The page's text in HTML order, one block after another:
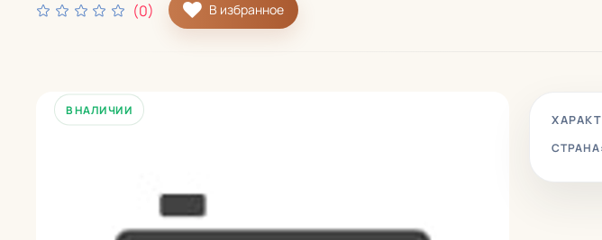
(0) В избранное
В НАЛИЧИИ
СТРАНА: